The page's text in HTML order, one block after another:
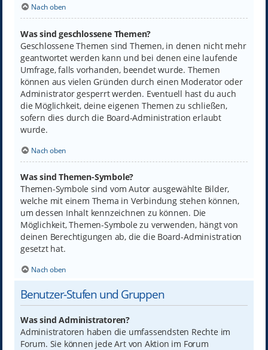
Nach oben
Was sind geschlossene Themen?
Geschlossene Themen sind Themen, in denen nicht mehr
geantwortet werden kann und bei denen eine laufende
Umfrage, falls vorhanden, beendet wurde. Themen
können aus vielen Gründen durch einen Moderator oder
Administrator gesperrt werden. Eventuell hast du auch
die Möglichkeit, deine eigenen Themen zu schließen,
sofern dies durch die Board-Administration erlaubt
wurde.
Nach oben
Was sind Themen-Symbole?
Themen-Symbole sind vom Autor ausgewählte Bilder,
welche mit einem Thema in Verbindung stehen können,
um dessen Inhalt kennzeichnen zu können. Die
Möglichkeit, Themen-Symbole zu verwenden, hängt von
deinen Berechtigungen ab, die die Board-Administration
gesetzt hat.
Nach oben
Benutzer-Stufen und Gruppen
Was sind Administratoren?
Administratoren haben die umfassendsten Rechte im
Forum. Sie können jede Art von Aktion im Forum